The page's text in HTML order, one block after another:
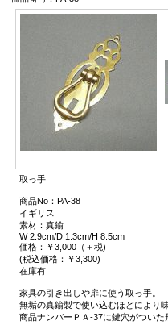
取っ手
商品No：PA-38
イギリス
素材：真鍮
W 2.9cm/D 1.3cm/H 8.5cm
価格：￥3,000（＋税)
(税込価格：￥3,300)
在庫有
家具の引き出しや扉に使う取っ手。
無垢の真鍮製で使い込むほどにより
商品ナンバーＰＡ-37に鍵穴がついた